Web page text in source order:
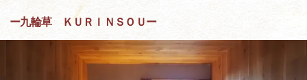
ー九輪草 ＫＵＲＩＮＳＯＵー